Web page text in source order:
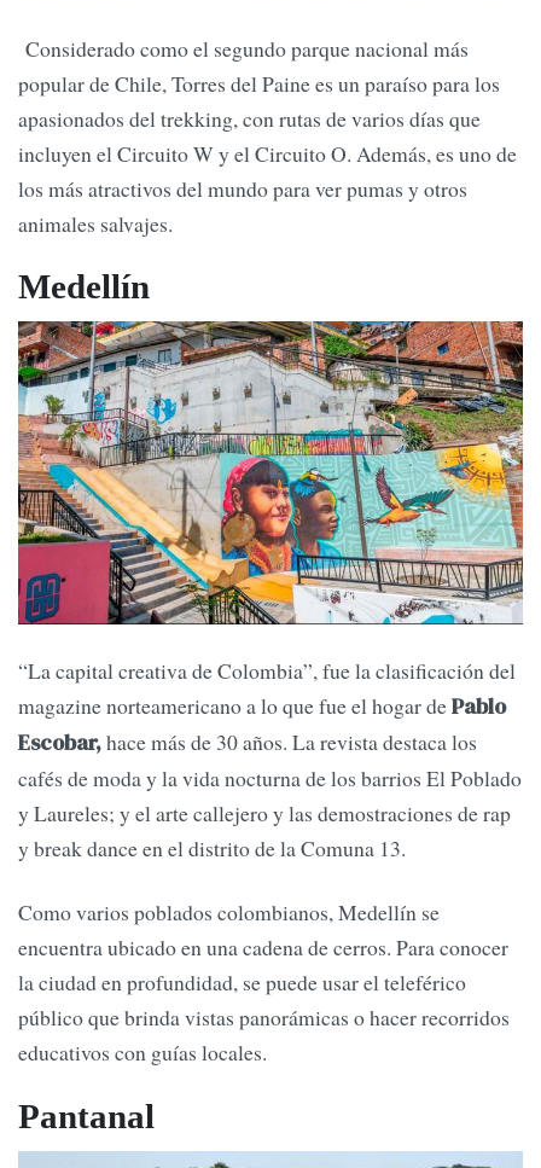
Considerado como el segundo parque nacional más
popular de Chile, Torres del Paine es un paraíso para los
apasionados del trekking, con rutas de varios días que
incluyen el Circuito W y el Circuito O. Además, es uno de
los más atractivos del mundo para ver pumas y otros
animales salvajes.
Medellín
“La capital creativa de Colombia”, fue la clasificación del
magazine norteamericano a lo que fue el hogar dePablo
Escobar,hace más de 30 años. La revista destaca los
cafés de moda y la vida nocturna de los barrios El Poblado
y Laureles; y el arte callejero y las demostraciones de rap
y break dance en el distrito de la Comuna 13.
Como varios poblados colombianos, Medellín se
encuentra ubicado en una cadena de cerros. Para conocer
la ciudad en profundidad, se puede usar el teleférico
público que brinda vistas panorámicas o hacer recorridos
educativos con guías locales.
Pantanal